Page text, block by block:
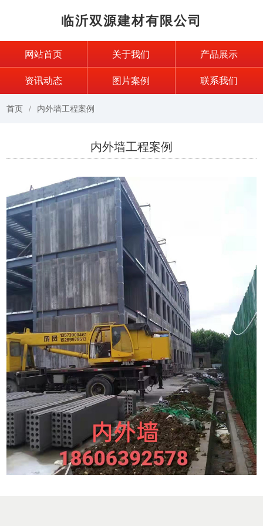
临沂双源建材有限公司
网站首页 关于我们 产品展示
资讯动态 图片案例 联系我们
首页 内外墙工程案例
内外墙工程案例